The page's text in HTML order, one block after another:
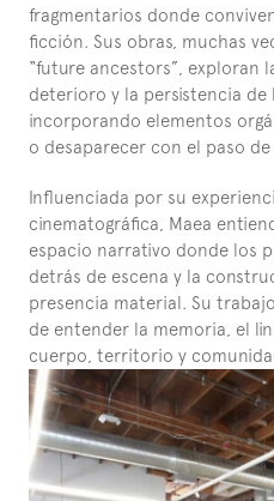
fragmentarios donde
ficción. Sus obras, muchas
“future ancestors”, exploran
deterioro y la persistencia de
incorporando elementos
o desaparecer con el paso de
Influenciada por su
cinematográfica, Maea
espacio narrativo donde los
detrás de escena y la
presencia material. Su
de entender la memoria, el
cuerpo, territorio y